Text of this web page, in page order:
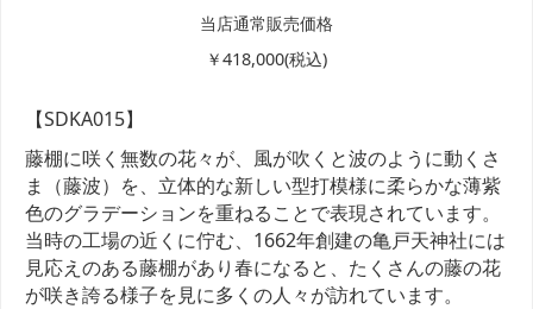
当店通常販売価格
￥418,000(税込)
【SDKA015】
藤棚に咲く無数の花々が、風が吹くと波のように動くさ
ま（藤波）を、立体的な新しい型打模様に柔らかな薄紫
色のグラデーションを重ねることで表現されています。
当時の工場の近くに佇む、1662年創建の亀戸天神社には
見応えのある藤棚があり春になると、たくさんの藤の花
が咲き誇る様子を見に多くの人々が訪れています。